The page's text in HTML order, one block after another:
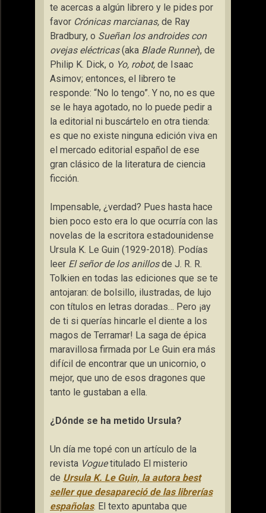
te acercas a algún librero y le pides por
favor Crónicas marcianas, de Ray
Bradbury, o Sueñan los androides con
ovejas eléctricas(aka Blade Runner), de
Philip K. Dick, o Yo, robot, de Isaac
Asimov; entonces, el librero te
responde: “No lo tengo”. Y no, no es que
se le haya agotado, no lo puede pedir a
la editorial ni buscártelo en otra tienda:
es que no existe ninguna edición viva en
el mercado editorial español de ese
gran clásico de la literatura de ciencia
ficción.
Impensable, ¿verdad? Pues hasta hace
bien poco esto era lo que ocurría con las
novelas de la escritora estadounidense
Ursula K. Le Guin (1929-2018). Podías
leer El señor de los anillosde J. R. R.
Tolkien en todas las ediciones que se te
antojaran: de bolsillo, ilustradas, de lujo
con títulos en letras doradas… Pero ¡ay
de ti si querías hincarle el diente a los
magos de Terramar! La saga de épica
maravillosa firmada por Le Guin era más
difícil de encontrar que un unicornio, o
mejor, que uno de esos dragones que
tanto le gustaban a ella.
¿Dónde se ha metido Ursula?
Un día me topé con un artículo de la
revista Voguetitulado El misterio
de Ursula K. Le Guin, la autora best
seller que desapareció de las librerías
españolas. El texto apuntaba que